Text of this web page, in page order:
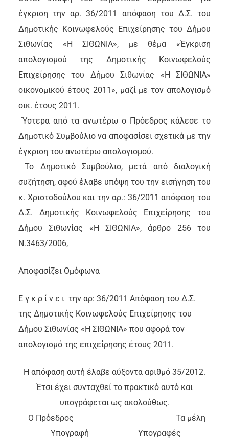
έγκριση την αρ. 36/2011 απόφαση του Δ.Σ. του
Δημοτικής Κοινωφελούς Επιχείρησης του Δήμου
Σιθωνίας «Η ΣΙΘΩΝΙΑ», με θέμα «Έγκριση
απολογισμού της Δημοτικής Κοινωφελούς
Επιχείρησης του Δήμου Σιθωνίας «Η ΣΙΘΩΝΙΑ»
οικονομικού έτους 2011», μαζί με τον απολογισμό
οικ. έτους 2011.
Ύστερα από τα ανωτέρω ο Πρόεδρος κάλεσε το
Δημοτικό Συμβούλιο να αποφασίσει σχετικά με την
έγκριση του ανωτέρω απολογισμού.
Το Δημοτικό Συμβούλιο, μετά από διαλογική
συζήτηση, αφού έλαβε υπόψη του την εισήγηση του
κ. Χριστοδούλου και την αρ.: 36/2011 απόφαση του
Δ.Σ. Δημοτικής Κοινωφελούς Επιχείρησης του
Δήμου Σιθωνίας «Η ΣΙΘΩΝΙΑ», άρθρο 256 του
Ν.3463/2006,
Αποφασίζει Ομόφωνα
Ε γ κ ρ ί ν ε ι την αρ: 36/2011 Απόφαση του Δ.Σ.
της Δημοτικής Κοινωφελούς Επιχείρησης του
Δήμου Σιθωνίας «Η ΣΙΘΩΝΙΑ» που αφορά τον
απολογισμό της επιχείρησης έτους 2011.
Η απόφαση αυτή έλαβε αύξοντα αριθμό 35/2012.
Έτσι έχει συνταχθεί το πρακτικό αυτό και
υπογράφεται ως ακολούθως.
Ο Πρόεδρος Τα μέλη
Υπογραφή Υπογραφές